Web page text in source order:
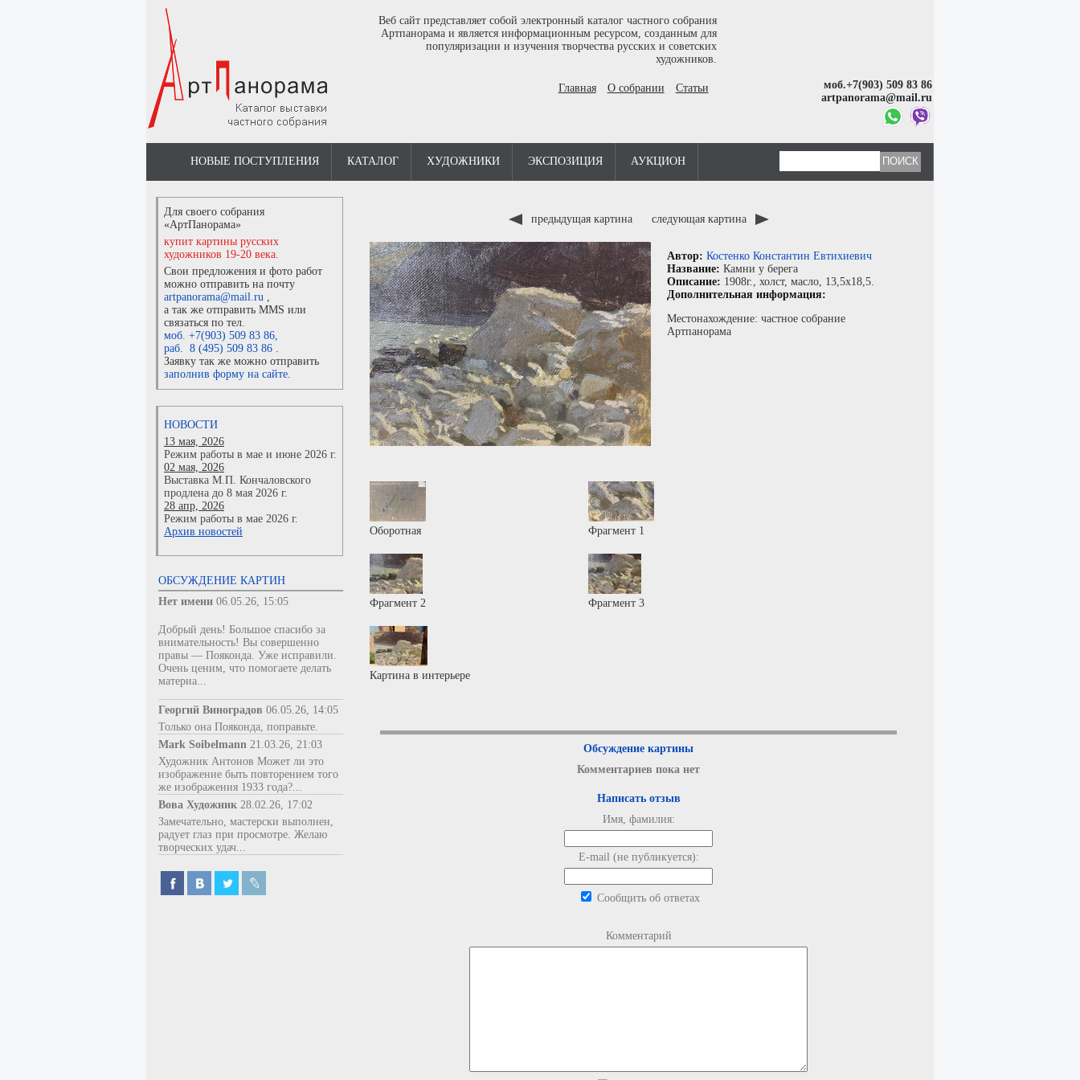
Веб сайт представляет собой электронный каталог частного собрания
Артпанорама и является информационным ресурсом, созданным для
популяризации и изучения творчества русских и советских
художников.
Главная О собрании Статьи
моб.+7(903) 509 83 86
artpanorama@mail.ru
НОВЫЕ ПОСТУПЛЕНИЯ КАТАЛОГ ХУДОЖНИКИ ЭКСПОЗИЦИЯ АУКЦИОН
Для своего собрания
«АртПанорама»
купит картины русских
художников 19-20 века.
Свои предложения и фото работ
можно отправить на почту
artpanorama@mail.ru ,
а так же отправить MMS или
связаться по тел.
моб. +7(903) 509 83 86,
раб. 8 (495) 509 83 86 .
Заявку так же можно отправить
заполнив форму на сайте.
НОВОСТИ
13 мая, 2026
Режим работы в мае и июне 2026 г.
02 мая, 2026
Выставка М.П. Кончаловского
продлена до 8 мая 2026 г.
28 апр, 2026
Режим работы в мае 2026 г.
Архив новостей
ОБСУЖДЕНИЕ КАРТИН
Нет имени 06.05.26, 15:05
Добрый день! Большое спасибо за
внимательность! Вы совершенно
правы — Пояконда. Уже исправили.
Очень ценим, что помогаете делать
материа...
Георгий Виноградов 06.05.26, 14:05
Только она Пояконда, поправьте.
Mark Soibelmann 21.03.26, 21:03
Художник Антонов Может ли это
изображение быть повторением того
же изображения 1933 года?...
Вова Художник 28.02.26, 17:02
Замечательно, мастерски выполнен,
радует глаз при просмотре. Желаю
творческих удач...
предыдущая картина следующая картина
Автор: Костенко Константин Евтихиевич
Название: Камни у берега
Описание: 1908г., холст, масло, 13,5x18,5.
Дополнительная информация:
Местонахождение: частное собрание
Артпанорама
Оборотная Фрагмент 1
Фрагмент 2 Фрагмент 3
Картина в интерьере
Обсуждение картины
Комментариев пока нет
Написать отзыв
Имя, фамилия:
E-mail (не публикуется):
Сообщить об ответах
Комментарий